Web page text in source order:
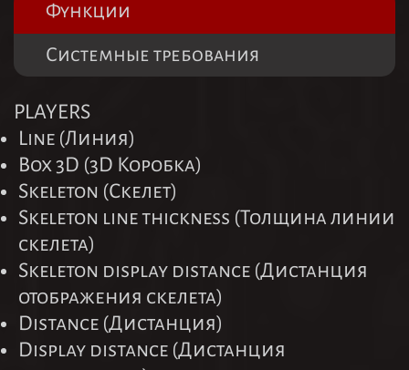
Функции
Системные требования
PLAYERS
Line (Линия)
Box 3D (3D Коробка)
Skeleton (Скелет)
Skeleton line thickness (Толщина линии
скелета)
Skeleton display distance (Дистанция
отображения скелета)
Distance (Дистанция)
Display distance (Дистанция